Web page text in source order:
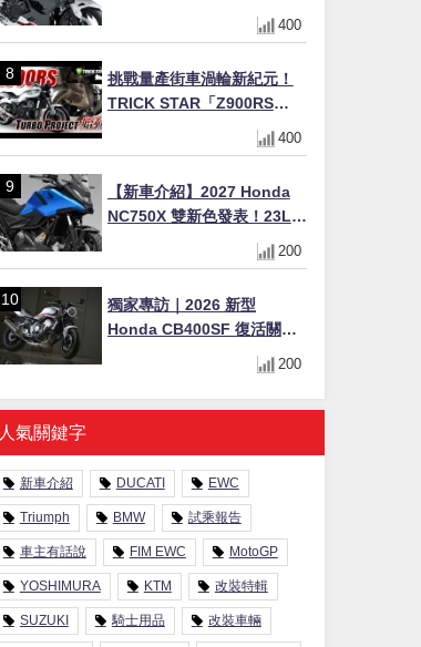
日本發售！新塗裝登場×價格
不變×輔助滑動式離合器
400
挑戰量產街車渦輪新紀元！
TRICK STAR「Z900RS
TURBO Project」直指超越
Ducati Superleggera性能
400
【新車介紹】2027 Honda
NC750X 雙新色發表！23L
假油箱置物空間、28.3km/L
超省油 400km 續航冒險車全
200
獨家專訪｜2026 新型
Honda CB400SF 復活關
鍵！沒有 VTEC 為何還能體
200
人氣關鍵字
新車介紹 DUCATI EWC
Triumph BMW 試乘報告
車主有話說 FIM EWC MotoGP
YOSHIMURA KTM 改裝特輯
SUZUKI 騎士用品 改裝車輛